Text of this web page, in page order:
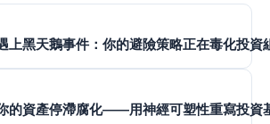
上黑天鵝事件：你的避險策略正在毒化投資
的資產停滯腐化——用神經可塑性重寫投資